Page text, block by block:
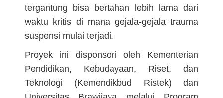
tergantung bisa bertahan lebih lama dari
waktu kritis di mana gejala-gejala trauma
suspensi mulai terjadi.
Proyek ini disponsori oleh Kementerian
Pendidikan, Kebudayaan, Riset, dan
Teknologi (Kemendikbud Ristek) dan